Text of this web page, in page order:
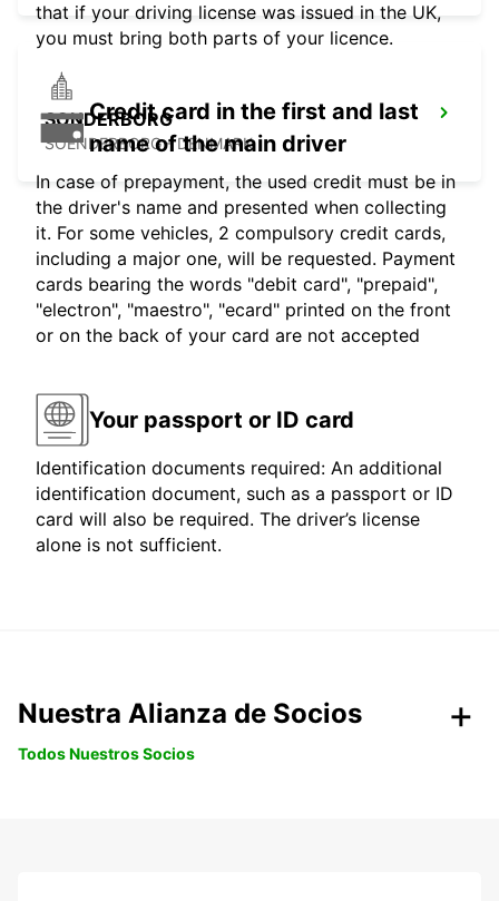
SONDERBORG
SOENDERBORG - DENMARK
that if your driving license was issued in the UK,
you must bring both parts of your licence.
Credit card in the first and last
name of the main driver
In case of prepayment, the used credit must be in
the driver's name and presented when collecting
it. For some vehicles, 2 compulsory credit cards,
including a major one, will be requested. Payment
cards bearing the words "debit card", "prepaid",
"electron", "maestro", "ecard" printed on the front
or on the back of your card are not accepted
Your passport or ID card
Identification documents required: An additional
identification document, such as a passport or ID
card will also be required. The driver’s license
alone is not sufficient.
Nuestra Alianza de Socios
Todos Nuestros Socios